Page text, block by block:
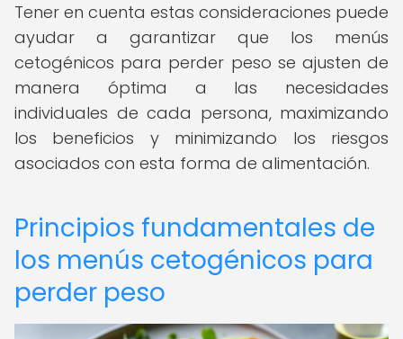
Tener en cuenta estas consideraciones puede
ayudar a garantizar que los menús
cetogénicos para perder peso se ajusten de
manera óptima a las necesidades
individuales de cada persona, maximizando
los beneficios y minimizando los riesgos
asociados con esta forma de alimentación.
Principios fundamentales de
los menús cetogénicos para
perder peso